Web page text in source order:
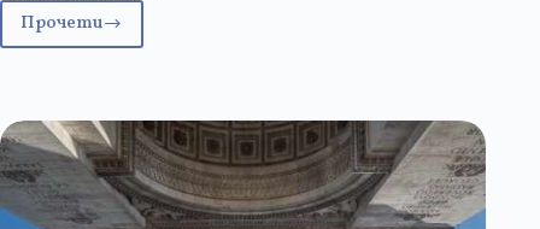
ПрочетиМеждуморието